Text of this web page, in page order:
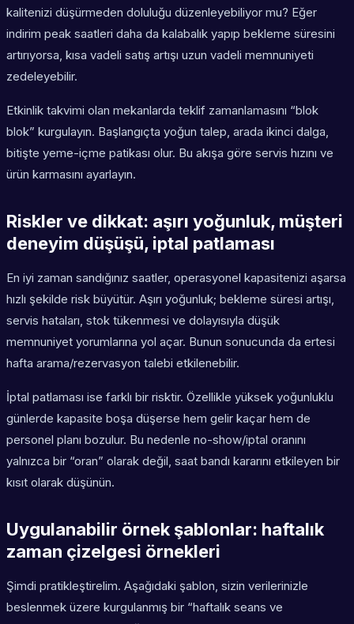
kalitenizi düşürmeden doluluğu düzenleyebiliyor mu? Eğer
indirim peak saatleri daha da kalabalık yapıp bekleme süresini
artırıyorsa, kısa vadeli satış artışı uzun vadeli memnuniyeti
zedeleyebilir.
Etkinlik takvimi olan mekanlarda teklif zamanlamasını “blok
blok” kurgulayın. Başlangıçta yoğun talep, arada ikinci dalga,
bitişte yeme-içme patikası olur. Bu akışa göre servis hızını ve
ürün karmasını ayarlayın.
Riskler ve dikkat: aşırı yoğunluk, müşteri
deneyim düşüşü, iptal patlaması
En iyi zaman sandığınız saatler, operasyonel kapasitenizi aşarsa
hızlı şekilde risk büyütür. Aşırı yoğunluk; bekleme süresi artışı,
servis hataları, stok tükenmesi ve dolayısıyla düşük
memnuniyet yorumlarına yol açar. Bunun sonucunda da ertesi
hafta arama/rezervasyon talebi etkilenebilir.
İptal patlaması ise farklı bir risktir. Özellikle yüksek yoğunluklu
günlerde kapasite boşa düşerse hem gelir kaçar hem de
personel planı bozulur. Bu nedenle no-show/iptal oranını
yalnızca bir “oran” olarak değil, saat bandı kararını etkileyen bir
kısıt olarak düşünün.
Uygulanabilir örnek şablonlar: haftalık
zaman çizelgesi örnekleri
Şimdi pratikleştirelim. Aşağıdaki şablon, sizin verilerinizle
beslenmek üzere kurgulanmış bir “haftalık seans ve